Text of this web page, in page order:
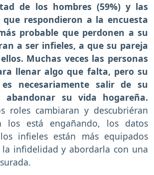
de los hombres (59%) y las
que respondieron a la encuesta
probable que perdonen a su
a ser infieles, a que su pareja
Muchas veces las personas
llenar algo que falta, pero su
necesariamente salir de su
abandonar su vida hogareña.
roles cambiaran y descubriéran
los está engañando, los datos
infieles están más equipados
infidelidad y abordarla con una